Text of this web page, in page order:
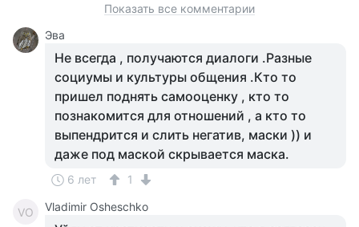
Показать все комментарии
Эва
Не всегда , получаются диалоги .Разные
социумы и культуры общения .Кто то
пришел поднять самооценку , кто то
познакомится для отношений , а кто то
выпендрится и слить негатив, маски )) и
даже под маской скрывается маска.
6 лет 1
VO Vladimir Osheschko